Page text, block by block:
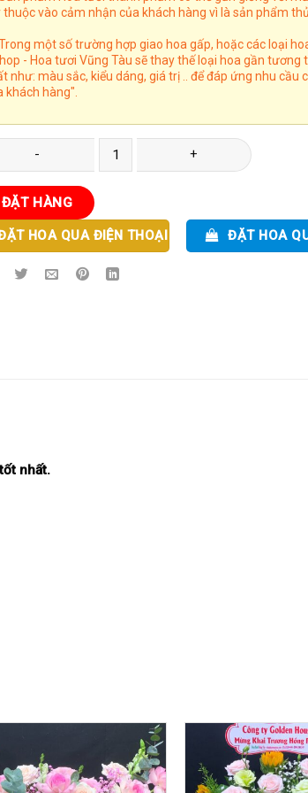
thuộc vào cảm nhận của khách hàng vì là sản phẩm
một số trường hợp giao hoa gấp, hoặc các loại
- Hoa tươi Vũng Tàu sẽ thay thế loại hoa gần tương
như: màu sắc, kiểu dáng, giá trị .. để đáp ứng nhu cầu
khách hàng".
08 số lượng
ĐẶT HÀNG
HOA QUA ĐIỆN THOẠI ĐẶT HOA
nhất.